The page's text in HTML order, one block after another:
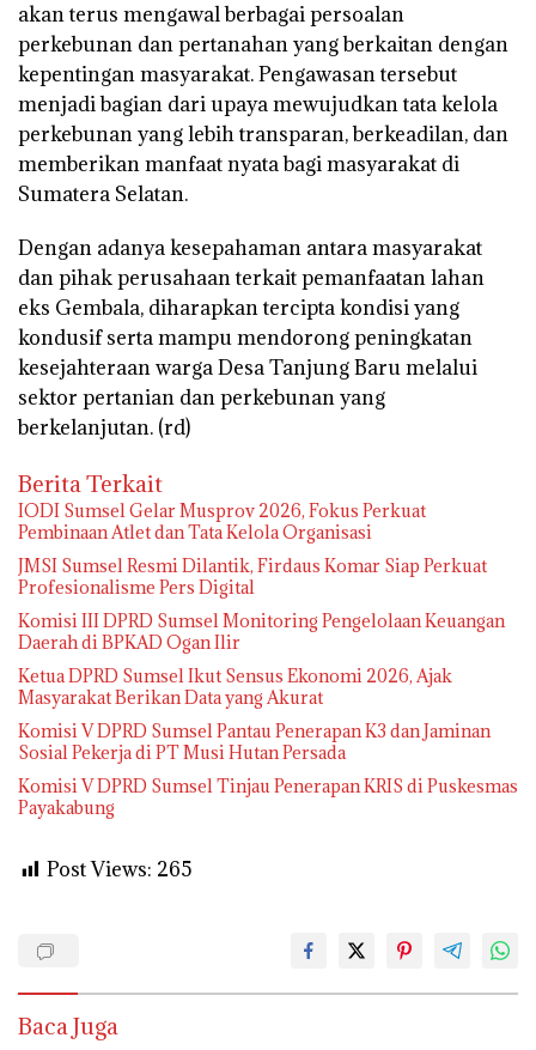
akan terus mengawal berbagai persoalan
perkebunan dan pertanahan yang berkaitan dengan
kepentingan masyarakat. Pengawasan tersebut
menjadi bagian dari upaya mewujudkan tata kelola
perkebunan yang lebih transparan, berkeadilan, dan
memberikan manfaat nyata bagi masyarakat di
Sumatera Selatan.
Dengan adanya kesepahaman antara masyarakat
dan pihak perusahaan terkait pemanfaatan lahan
eks Gembala, diharapkan tercipta kondisi yang
kondusif serta mampu mendorong peningkatan
kesejahteraan warga Desa Tanjung Baru melalui
sektor pertanian dan perkebunan yang
berkelanjutan. (rd)
Berita Terkait
IODI Sumsel Gelar Musprov 2026, Fokus Perkuat
Pembinaan Atlet dan Tata Kelola Organisasi
JMSI Sumsel Resmi Dilantik, Firdaus Komar Siap Perkuat
Profesionalisme Pers Digital
Komisi III DPRD Sumsel Monitoring Pengelolaan Keuangan
Daerah di BPKAD Ogan Ilir
Ketua DPRD Sumsel Ikut Sensus Ekonomi 2026, Ajak
Masyarakat Berikan Data yang Akurat
Komisi V DPRD Sumsel Pantau Penerapan K3 dan Jaminan
Sosial Pekerja di PT Musi Hutan Persada
Komisi V DPRD Sumsel Tinjau Penerapan KRIS di Puskesmas
Payakabung
Post Views: 265
Baca Juga